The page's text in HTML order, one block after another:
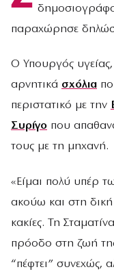
παραχώρησε
Ο Υπουργός
αρνητικά σχόλια
περιστατικό με την
Συρίγο που
τους με τη μηχανή.
«Είμαι πολύ υπέρ
ακούω και στη
κακίες. Τη
πρόοδο στη ζωή
“πέφτει” συνεχώς,